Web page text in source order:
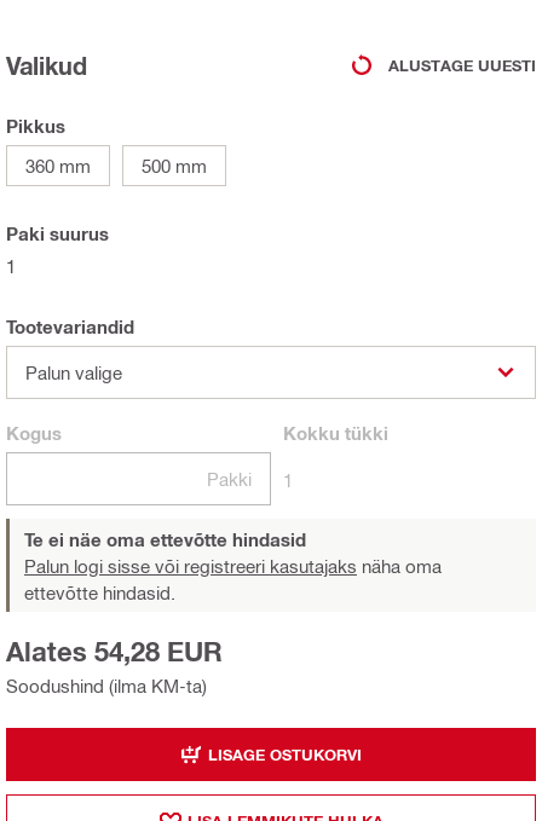
Valikud ALUSTAGE UUESTI
Pikkus
360 mm
500 mm
Paki suurus
1
Tootevariandid
Palun valige
Kogus
Pakki
Kokku tükki
1
Te ei näe oma ettevõtte hindasid
Palun logi sisse või registreeri kasutajaks näha oma
ettevõtte hindasid.
Soodushind (ilma KM-ta)
Alates 54,28 EUR
LISAGE OSTUKORVI